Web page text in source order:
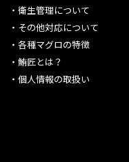
・衛生管理について
・ その他対応について
・各種マグロの特徴
・鮪匠とは？
・個人情報の取扱い